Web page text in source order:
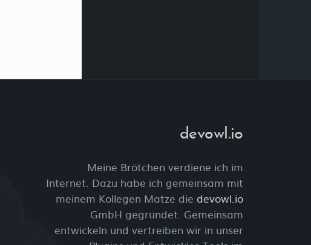
devowl.io
Meine Brötchen verdiene ich im
Internet. Dazu habe ich gemeinsam mit
meinem Kollegen Matze die devowl.io
GmbH gegründet. Gemeinsam
entwickeln und vertreiben wir in unser